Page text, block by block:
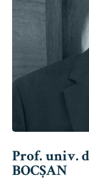
Prof. univ.
BOCȘAN